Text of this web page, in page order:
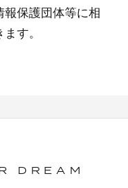
報保護団体等に相
す。
DREAM